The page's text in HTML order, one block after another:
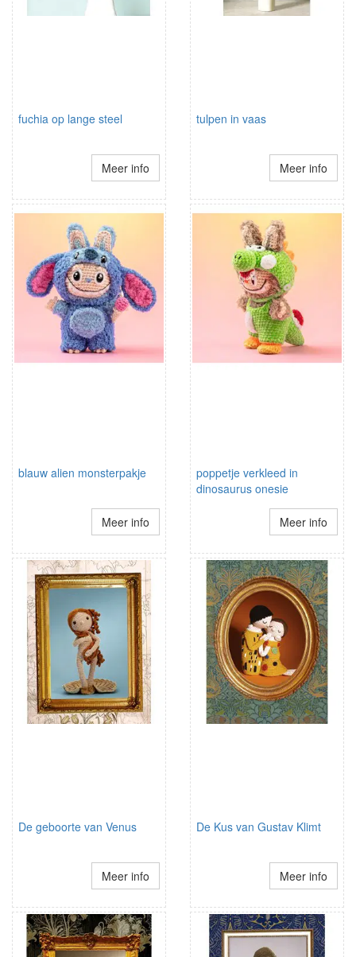
fuchia op lange steel
Meer info
tulpen in vaas
Meer info
blauw alien monsterpakje
Meer info
poppetje verkleed in
dinosaurus onesie
Meer info
De geboorte van Venus
Meer info
De Kus van Gustav Klimt
Meer info